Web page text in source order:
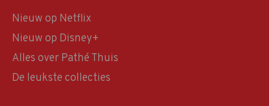
Nieuw op Netflix
Nieuw op Disney+
Alles over Pathé Thuis
De leukste collecties